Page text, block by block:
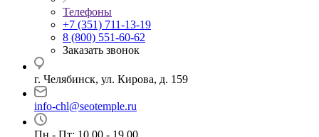
Телефоны
+7 (351) 711-13-19
8 (800) 551-60-62
Заказать звонок
г. Челябинск, ул. Кирова, д. 159
info-chl@seotemple.ru
Пн - Пт: 10.00 - 19.00